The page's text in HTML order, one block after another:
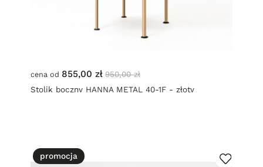
cena od 855,00 zł 950,00 zł
Stolik boczny HANNA METAL 40-1F - złoty
promocja